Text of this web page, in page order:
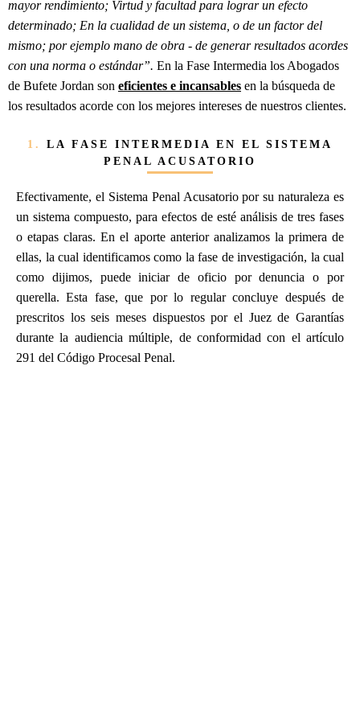
mayor rendimiento; Virtud y facultad para lograr un efecto
determinado; En la cualidad de un sistema, o de un factor del
mismo; por ejemplo mano de obra - de generar resultados acordes
con una norma o estándar”. En la Fase Intermedia los Abogados
de Bufete Jordan son eficientes e incansables en la búsqueda de
los resultados acorde con los mejores intereses de nuestros clientes.
1. LA FASE INTERMEDIA EN EL SISTEMA
PENAL ACUSATORIO
Efectivamente, el Sistema Penal Acusatorio por su naturaleza es
un sistema compuesto, para efectos de esté análisis de tres fases
o etapas claras. En el aporte anterior analizamos la primera de
ellas, la cual identificamos como la fase de investigación, la cual
como dijimos, puede iniciar de oficio por denuncia o por
querella. Esta fase, que por lo regular concluye después de
prescritos los seis meses dispuestos por el Juez de Garantías
durante la audiencia múltiple, de conformidad con el artículo
291 del Código Procesal Penal.